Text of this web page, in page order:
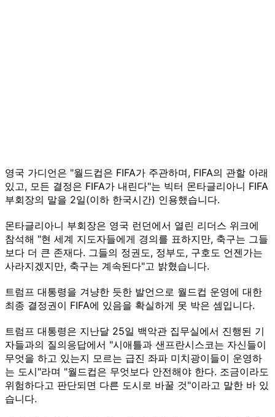
영국 가디언은 "월드컵은 FIFA가 주관하며, FIFA의 관할 아래
있고, 모든 결정은 FIFA가 내린다"는 빅터 몬타글리아니 FIFA
부회장의 말을 2일(이하 한국시간) 인용했습니다.
몬타글리아니 부회장은 영국 런던에서 열린 리더스 위크에
참석해 "현 세계 지도자들에게 경의를 표하지만, 축구는 그들
보다 더 큰 존재다. 그들의 정권도, 정부도, 구호도 언젠가는
사라지겠지만, 축구는 계속된다"고 밝혔습니다.
트럼프 대통령을 겨냥한 듯한 발언으로 월드컵 운영에 대한
최종 결정권이 FIFA에 있음을 확실하게 못 박은 셈입니다.
트럼프 대통령은 지난달 25일 백악관 집무실에서 진행된 기
자들과의 질의응답에서 "시애틀과 샌프란시스코는 자신들이
무엇을 하고 있는지 모르는 급진 좌파 미치광이들이 운영하
는 도시"라며 "월드컵은 무엇보다 안전해야 한다. 조금이라도
위험하다고 판단되면 다른 도시로 바꿀 것"이라고 말한 바 있
습니다.